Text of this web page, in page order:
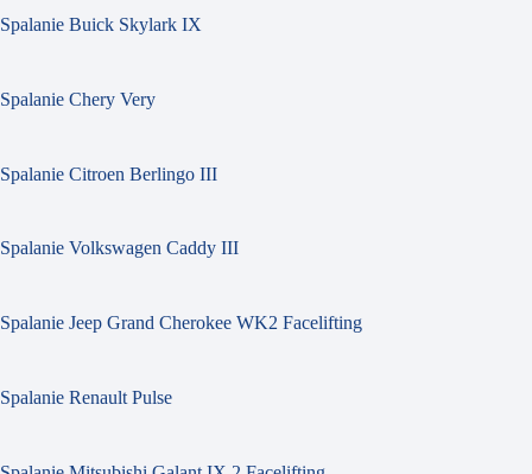
Spalanie Buick Skylark IX
Spalanie Chery Very
Spalanie Citroen Berlingo III
Spalanie Volkswagen Caddy III
Spalanie Jeep Grand Cherokee WK2 Facelifting
Spalanie Renault Pulse